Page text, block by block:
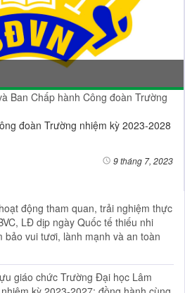
Ban Chấp hành Công đoàn Trường
đoàn Trường nhiệm kỳ 2023-2028
9 tháng 7, 2023
động tham quan, trải nghiệm thực
LĐ dịp ngày Quốc tế thiếu nhi
bảo vui tươi, lành mạnh và an toàn
giáo chức Trường Đại học Lâm